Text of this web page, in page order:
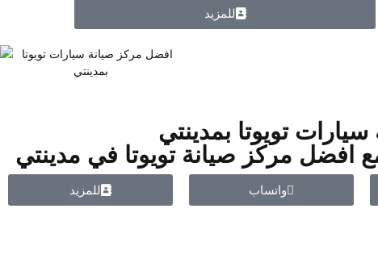
للمزيد
تويوتا بمدينتي
افضل مركز صيانة تويوتا في مدينتي
واتساب للمزيد